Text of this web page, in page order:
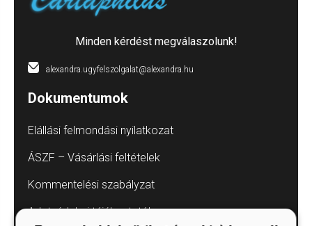
Minden kérdést megválaszolunk!
alexandra.ugyfelszolgalat@alexandra.hu
Dokumentumok
Elállási felmondási nyilatkozat
ÁSZF – Vásárlási feltételek
Kommentelési szabályzat
Adatvédelmi tájékoztatók